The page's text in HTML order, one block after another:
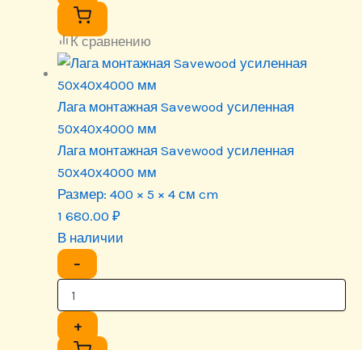
К сравнению
Лага монтажная Savewood усиленная
50х40х4000 мм
Лага монтажная Savewood усиленная
50х40х4000 мм
Размер: 400 × 5 × 4 см cm
1 680.00 ₽
В наличии
−
+